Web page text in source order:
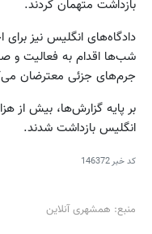
بازداشت متهمان کردند.
دادگاه‌های انگلیس نیز
جرم‌های جزئی معترضان
انگلیس بازداشت شدند.
کد خبر146372
منبع: همشهری آنلاین